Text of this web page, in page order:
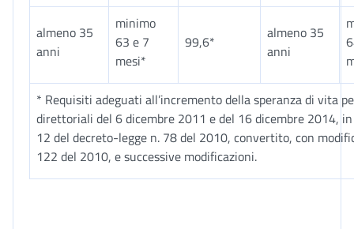
almeno 35
anni
minimo
63 e 7
mesi*
99,6*
almeno 35
anni
* Requisiti adeguati all’incremento della speranza di vita
direttoriali del 6 dicembre 2011 e del 16 dicembre 2014,
12 del decreto-legge n. 78 del 2010, convertito, con
122 del 2010, e successive modificazioni.